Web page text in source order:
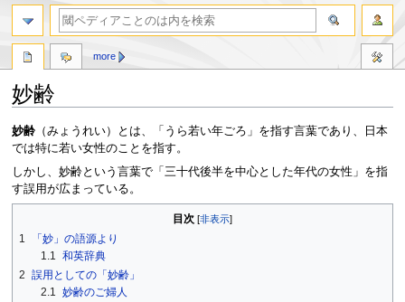
妙齢
ナ
ビ
ゲ
ー
シ
ン
移
検
索
に
移
動
妙齢（みょうれい）とは、「うら若い年ごろ」を指す言葉であり、日本
では特に若い女性のことを指す。
しかし、妙齢という言葉で「三十代後半を中心とした年代の女性」を指
す誤用が広まっている。
目次
1
「妙」の語源より
1.1 和英辞典
2 誤用としての「妙齢」
2.1
妙齢のご婦人
more